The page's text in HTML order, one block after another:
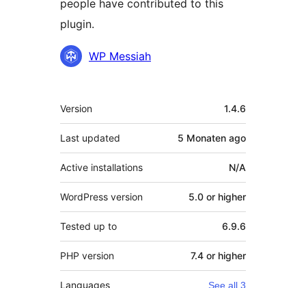
people have contributed to this
plugin.
Contributors
WP Messiah
Meta
Version 1.4.6
Last updated 5 Monaten ago
Active installations N/A
WordPress version 5.0 or higher
Tested up to 6.9.6
PHP version 7.4 or higher
Languages See all 3